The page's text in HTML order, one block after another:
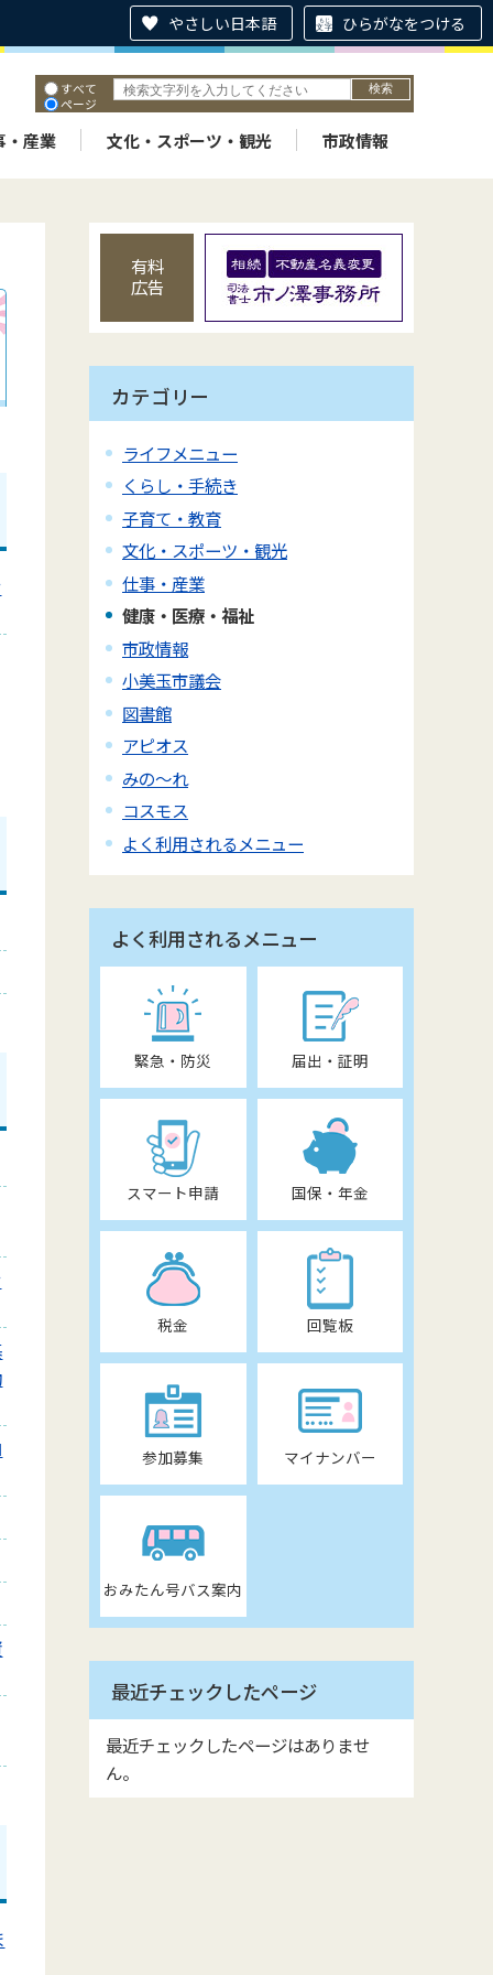
やさしい日本語 ひらがなをつける
すべて
ページ
・産業 文化・スポーツ・観光 市政情報
有料
広告
カテゴリー
ライフメニュー
くらし・手続き
子育て・教育
文化・スポーツ・観光
仕事・産業
健康・医療・福祉
市政情報
小美玉市議会
図書館
アピオス
みの～れ
コスモス
よく利用されるメニュー
よく利用されるメニュー
緊急・防災 届出・証明
スマート申請 国保・年金
税金 回覧板
参加募集 マイナンバー
おみたん号バス案内
最近チェックしたページ
最近チェックしたページはありませ
ん。